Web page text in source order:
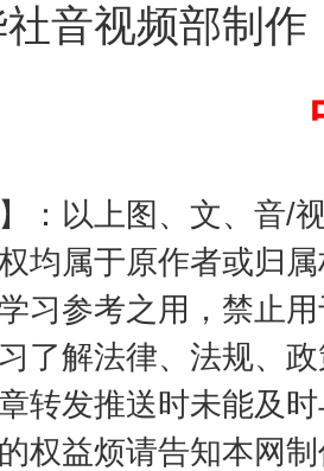
视频部制作
】：以上图、文、音/
均属于原作者或归
习参考之用，禁止
了解法律、法规、
转发推送时未能及
权益烦请告知本网
生不息